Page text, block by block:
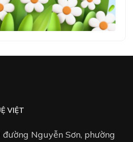
VIỆT
đường Nguyễn Sơn, phường